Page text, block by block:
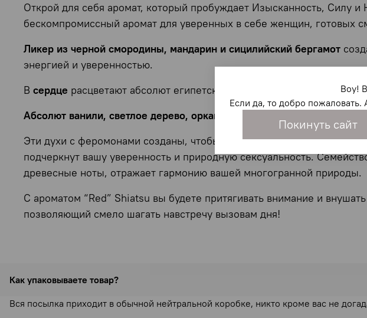
Открой для себя аромат, который пробуждает Изысканность, Силу
бескомпромиссный аромат для уверенных в себе женщин, готовых
Ликер из черной смородины, мандарин и сицилийский бергамот
энергией и уверенностью.
В сердце расцветают абсолют египетского жасмина, майская роза
Абсолют ванили, светлое дерево, орканокс, пачули и амбра
Эти духи с феромонами созданы, чтобы подчеркнуть вашу
подчеркнут вашу уверенность и природную сексуальность.
древесные ноты, отражает гармонию вашей многогранной природы.
С ароматом “Red” Shiatsu вы будете притягивать внимание и
позволяющий смело шагать навстречу вызовам дня!
Как упаковываете товар?
Вся посылка приходит в обычной нейтральной коробке, никто кроме вас не
Воу!
Если да, то добро
Покинуть сайт